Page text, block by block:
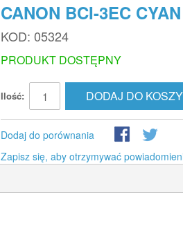
CANON BCI-3EC CYAN
KOD: 05324
PRODUKT DOSTĘPNY
Ilość: DODAJ DO
Dodaj do porównania
Zapisz się, aby otrzymywać